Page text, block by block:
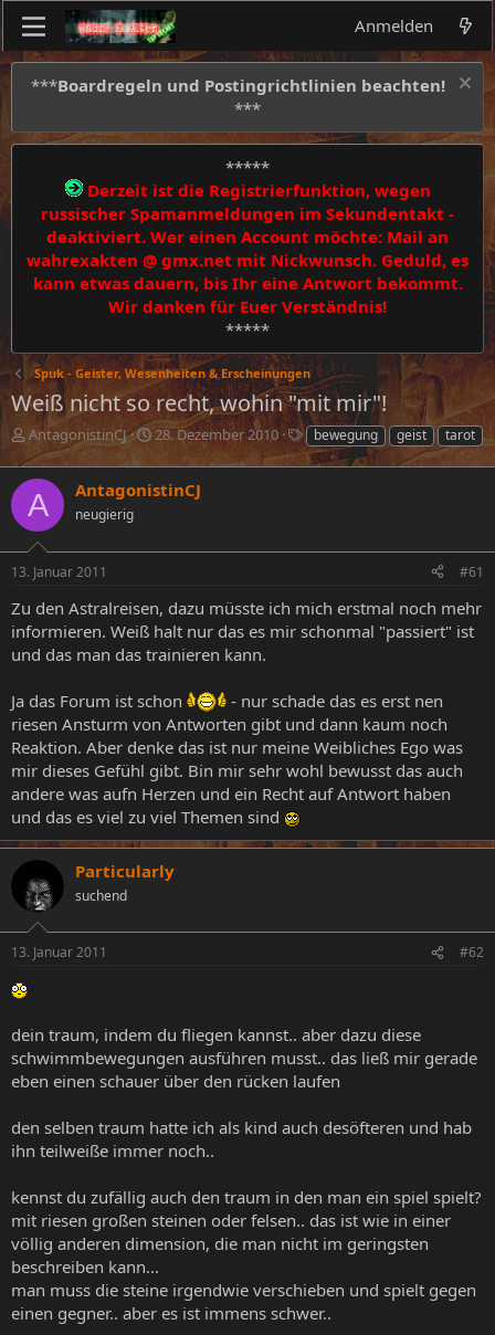
Anmelden
***Boardregeln und Postingrichtlinien beachten!
***
*****
Derzeit ist die Registrierfunktion, wegen
russischer Spamanmeldungen im Sekundentakt -
deaktiviert. Wer einen Account möchte: Mail an
wahrexakten @ gmx.net mit Nickwunsch. Geduld, es
kann etwas dauern, bis Ihr eine Antwort bekommt.
Wir danken für Euer Verständnis!
*****
Spuk - Geister, Wesenheiten & Erscheinungen
Weiß nicht so recht, wohin "mit mir"!
E
s
e
l
l
e
AntagonistinCJ
E
s
t
l
m
28. Dezember 2010
S
c
h
w
t
e
bewegung geist tarot
A AntagonistinCJ
neugierig
13. Januar 2011 #61
Zu den Astralreisen, dazu müsste ich mich erstmal noch mehr
informieren. Weiß halt nur das es mir schonmal "passiert" ist
und das man das trainieren kann.
Ja das Forum ist schon
- nur schade das es erst nen
riesen Ansturm von Antworten gibt und dann kaum noch
Reaktion. Aber denke das ist nur meine Weibliches Ego was
mir dieses Gefühl gibt. Bin mir sehr wohl bewusst das auch
andere was aufn Herzen und ein Recht auf Antwort haben
und das es viel zu viel Themen sind
Particularly
suchend
13. Januar 2011 #62
dein traum, indem du fliegen kannst.. aber dazu diese
schwimmbewegungen ausführen musst.. das ließ mir gerade
eben einen schauer über den rücken laufen
den selben traum hatte ich als kind auch desöfteren und hab
ihn teilweiße immer noch..
kennst du zufällig auch den traum in den man ein spiel spielt?
mit riesen großen steinen oder felsen.. das ist wie in einer
völlig anderen dimension, die man nicht im geringsten
beschreiben kann...
man muss die steine irgendwie verschieben und spielt gegen
einen gegner.. aber es ist immens schwer..